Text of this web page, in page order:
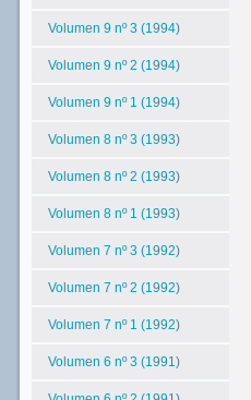
Volumen 9 nº 3 (1994)
Volumen 9 nº 2 (1994)
Volumen 9 nº 1 (1994)
Volumen 8 nº 3 (1993)
Volumen 8 nº 2 (1993)
Volumen 8 nº 1 (1993)
Volumen 7 nº 3 (1992)
Volumen 7 nº 2 (1992)
Volumen 7 nº 1 (1992)
Volumen 6 nº 3 (1991)